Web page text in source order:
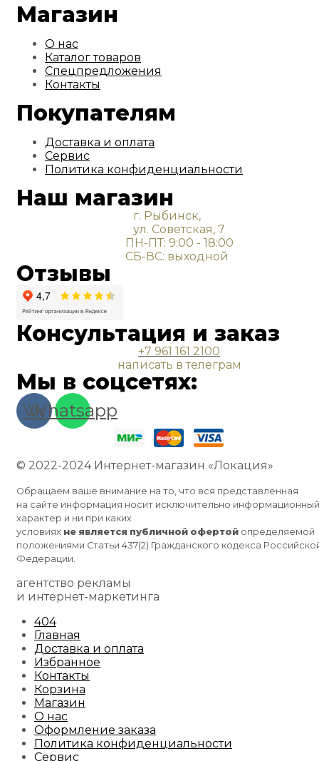
Магазин
О нас
Каталог товаров
Спецпредложения
Контакты
Покупателям
Доставка и оплата
Сервис
Политика конфиденциальности
Наш магазин
г. Рыбинск,
ул. Советская, 7
ПН-ПТ: 9:00 - 18:00
СБ-ВС: выходной
Отзывы
Консультация и заказ
+7 961 161 2100
написать в телеграм
Мы в соцсетях:
Vk
Whatsapp
© 2022-2024 Интернет-магазин «Локация»
Обращаем ваше внимание на то, что вся представленная
на сайте информация носит исключительно информационный
характер и ни при каких
условиях не является публичной офертой определяемой
положениями Статьи 437(2) Гражданского кодекса
Федерации.
агентство рекламы
и интернет-маркетинга
404
Главная
Доставка и оплата
Избранное
Контакты
Корзина
Магазин
О нас
Оформление заказа
Политика конфиденциальности
Сервис